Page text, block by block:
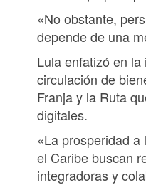
«No obstante,
depende de una
Lula enfatizó en
circulación de
Franja y la Ruta
digitales.
«La prosperidad
el Caribe buscan
integradoras y